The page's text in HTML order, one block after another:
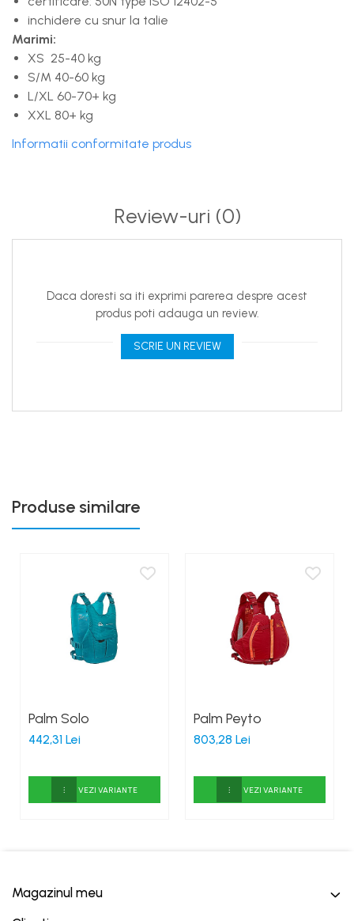
inchidere cu snur la talie
Marimi:
XS 25-40 kg
S/M 40-60 kg
L/XL 60-70+ kg
XXL 80+ kg
Informatii conformitate produs
Review-uri (0)
Daca doresti sa iti exprimi parerea despre acest
produs poti adauga un review.
SCRIE UN REVIEW
Produse similare
Palm Solo
442,31 Lei
VEZI VARIANTE
Palm Peyto
803,28 Lei
VEZI VARIANTE
Magazinul meu